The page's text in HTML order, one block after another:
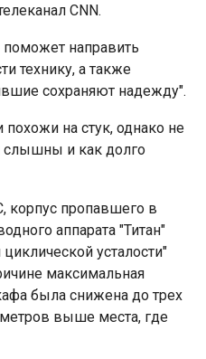
CNN.
направить
технику, а также
сохраняют надежду".
похожи на стук, однако не
слышны и как долго
корпус пропавшего в
аппарата "Титан"
усталости"
максимальная
была снижена до трех
выше места, где